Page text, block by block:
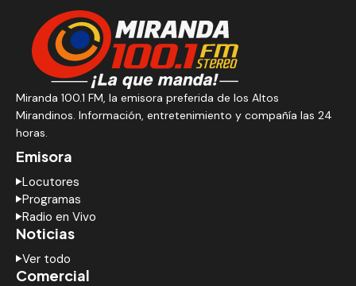
Miranda 100.1 FM, la emisora preferida de los Altos
Mirandinos. Información, entretenimiento y compañía las 24
horas.
Emisora
Locutores
Programas
Radio en Vivo
Noticias
Ver todo
Comercial